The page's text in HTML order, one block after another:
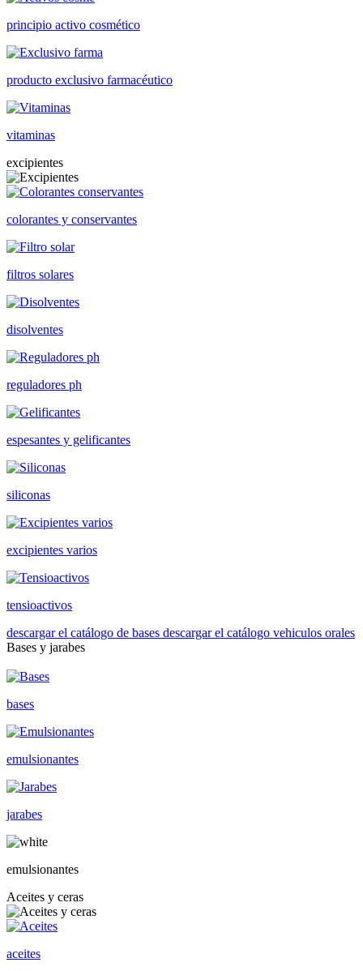
principio activo cosmético
producto exclusivo farmacéutico
vitaminas
excipientes
colorantes y conservantes
filtros solares
disolventes
reguladores ph
espesantes y gelificantes
siliconas
excipientes varios
tensioactivos
descargar el catálogo de bases descargar el catálogo vehiculos orales
Bases y jarabes
bases
emulsionantes
jarabes
emulsionantes
Aceites y ceras
aceites